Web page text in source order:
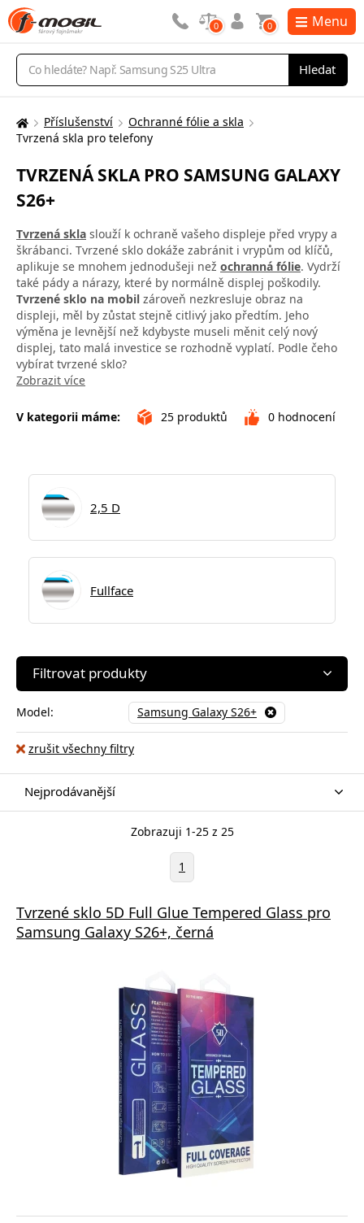
Vyhledávání
Hledat
0 0 Menu
Zde
nacházíte:
Příslušenství
Ochranné fólie a skla
Tvrzená skla pro telefony
TVRZENÁ SKLA PRO SAMSUNG GALAXY
S26+
Tvrzená skla slouží k ochraně vašeho displeje před vrypy a
škrábanci. Tvrzené sklo dokáže zabránit i vrypům od klíčů,
aplikuje se mnohem jednodušeji než ochranná fólie. Vydrží
také pády a nárazy, které by normálně displej poškodily.
Tvrzené sklo na mobil zároveň nezkresluje obraz na
displeji, měl by zůstat stejně citlivý jako předtím. Jeho
výměna je levnější než kdybyste museli měnit celý nový
displej, tato malá investice se rozhodně vyplatí. Podle čeho
vybírat tvrzené sklo?
Zobrazit více
V kategorii máme: 25 produktů 0 hodnocení
2,5 D
Fullface
Filtrovat produkty
Model: Samsung Galaxy S26+
zrušit všechny filtry
Nejprodávanější
Zobrazuji 1-25 z 25
1
Tvrzené sklo 5D Full Glue Tempered Glass pro
Samsung Galaxy S26+, černá